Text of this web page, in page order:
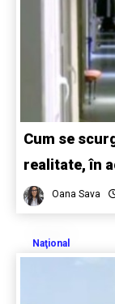
Cum se
realitate, în
Oana Sava
Naţional